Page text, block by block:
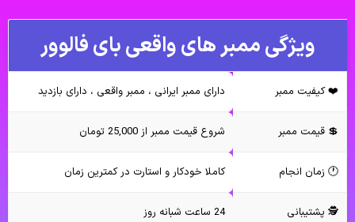
ویژگی ممبر های واقعی بای فالوور
❤️ کیفیت ممبر دارای ممبر ایرانی ، ممبر واقعی ، دارای بازدید
💲 قیمت ممبر شروع قیمت ممبر از 25,000 تومان
🕐 زمان انجام کاملا خودکار و استارت در کمترین زمان
🕵️ پشتیبانی 24 ساعت شبانه روز